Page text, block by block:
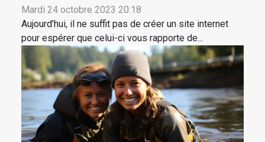
Mardi 24 octobre 2023 20:18
Aujourd’hui, il ne suffit pas de créer un site internet
pour espérer que celui-ci vous rapporte de...